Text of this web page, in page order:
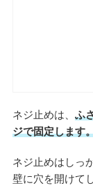
ネジ止めは、 ふ
ジで固定します
ネジ止めはしっ
壁に穴を開けて